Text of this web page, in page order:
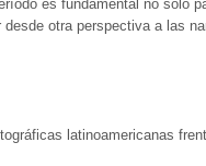
es fundamental no solo
otra perspectiva a las
latinoamericanas